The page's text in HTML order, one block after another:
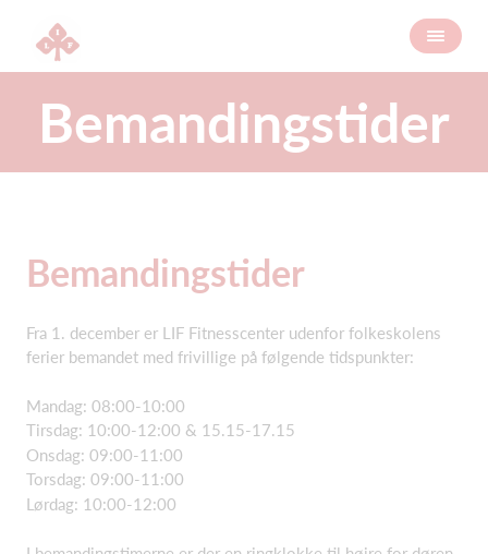
Bemandingstider
Bemandingstider
Fra 1. december er LIF Fitnesscenter udenfor folkeskolens
ferier bemandet med frivillige på følgende tidspunkter:
Mandag: 08:00-10:00
Tirsdag: 10:00-12:00 & 15.15-17.15
Onsdag: 09:00-11:00
Torsdag: 09:00-11:00
Lørdag: 10:00-12:00